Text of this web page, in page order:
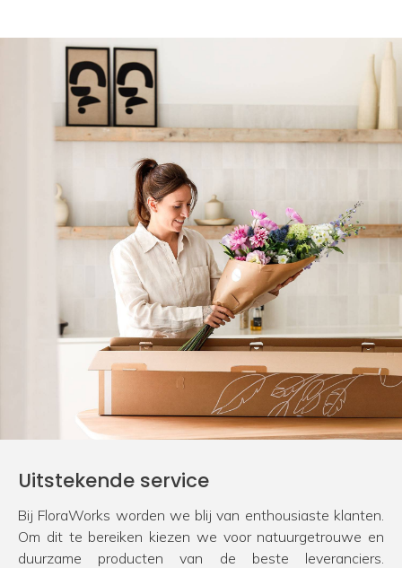
Uitstekende service
Bij FloraWorks worden we blij van enthousiaste klanten.
Om dit te bereiken kiezen we voor natuurgetrouwe en
duurzame producten van de beste leveranciers.